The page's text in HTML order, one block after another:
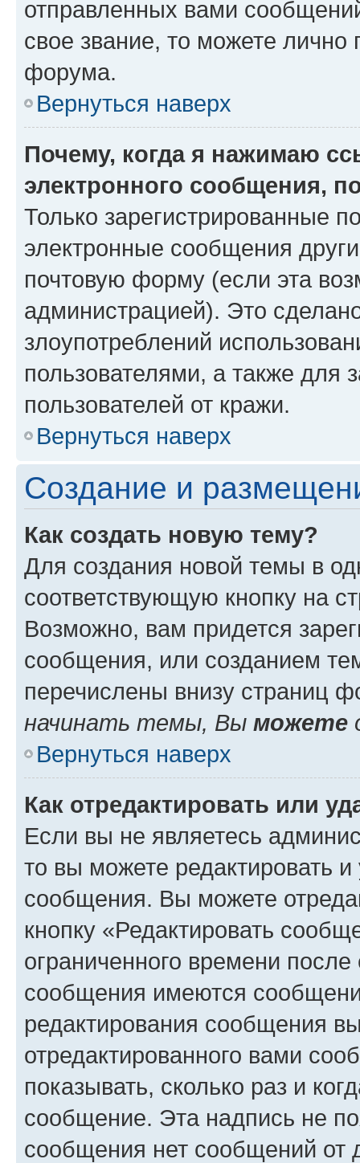
отправленных вами
свое звание, то можете лично
форума.
Вернуться наверх
Почему, когда я нажимаю
электронного сообщения,
Только зарегистрированные
электронные сообщения
почтовую форму (если эта
администрацией). Это
злоупотреблений
пользователями, а также для
пользователей от кражи.
Вернуться наверх
Создание и
Как создать новую тему?
Для создания новой темы в
соответствующую кнопку на
Возможно, вам придется
сообщения, или созданием
перечислены внизу страниц
начинать темы, Вы можете
Вернуться наверх
Как отредактировать или
Если вы не являетесь
то вы можете редактировать
сообщения. Вы можете
кнопку «Редактировать
ограниченного времени
сообщения имеются
редактирования сообщения
отредактированного вами
показывать, сколько раз и
сообщение. Эта надпись не
сообщения нет сообщений от